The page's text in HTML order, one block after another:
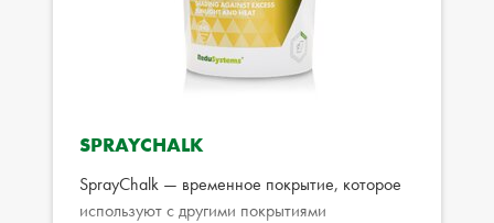
SPRAYCHALK
SprayChalk — временное покрытие, которое
используют с другими покрытиями